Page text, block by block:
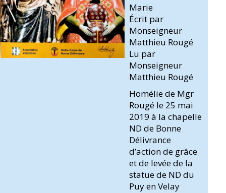
Marie
Écrit par
Monseigneur
Matthieu Rougé
Lu par
Monseigneur
Matthieu Rougé
Homélie de Mgr
Rougé le 25 mai
2019 à la chapelle
ND de Bonne
Délivrance
d’action de grâce
et de levée de la
statue de ND du
Puy en Velay